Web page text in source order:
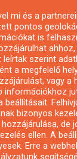
mi és a
pontos
is
szerint
a megfelelő
vagy a
információkhoz
bizonyos
de
ellen. A
Erre a